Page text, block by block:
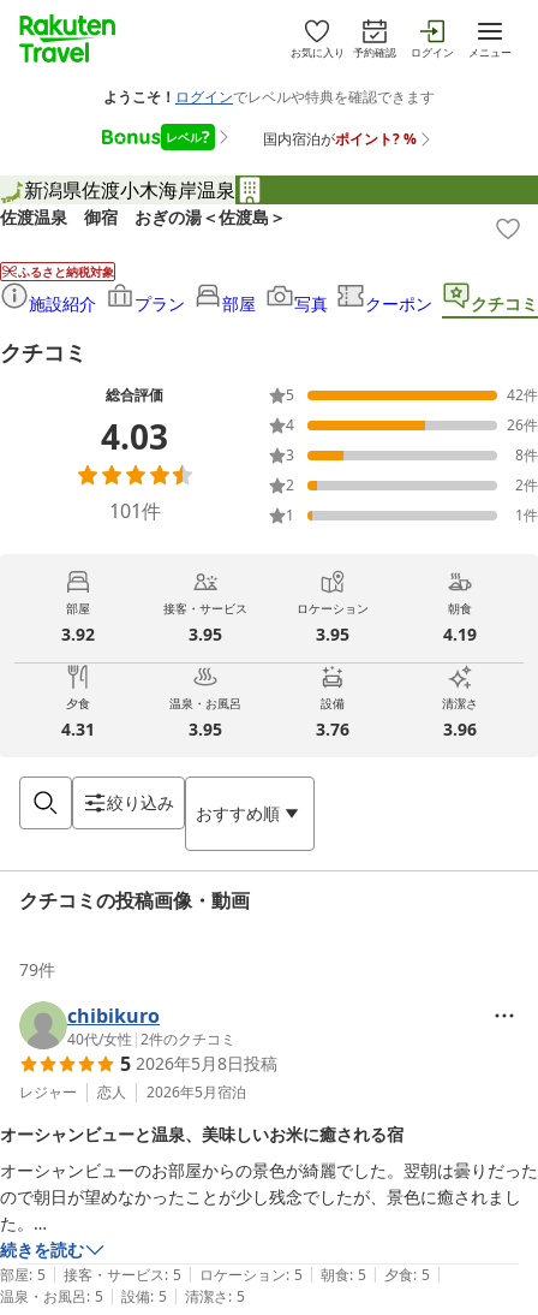
お気に入り 予約確認 ログイン メニュー
新潟県佐渡小木海岸温泉
佐渡温泉 御宿 おぎの湯＜佐渡島＞
ふるさと納税対象
施設紹介 プラン 部屋 写真 クーポン クチコミ
クチコミ
総合評価
4.03
101件
5 42件
4
26件
3
8件
2
2件
1
1件
部屋
3.92
接客・サービス
3.95
ロケーション
3.95
朝食
4.19
夕食
4.31
温泉・お風呂
3.95
設備
3.76
清潔さ
3.96
絞り込み おすすめ順
クチコミの投稿画像・動画
79件
chibikuro
40代/女性 |2件のクチコミ
5 2026年5月8日投稿
レジャー 恋人 2026年5月宿泊
オーシャンビューと温泉、美味しいお米に癒される宿
オーシャンビューのお部屋からの景色が綺麗でした。翌朝は曇りだった
ので朝日が望めなかったことが少し残念でしたが、景色に癒されまし
た。
夕食のお刺身が美味しかったです！佐渡のお米は新潟出身の私でも美味
しさに感動します。きっとお米だけじゃなく、炊くときに使うお水も美
味しいからなんだろうなと思っています。
続きを読む
部屋: 5 | 接客・サービス: 5 | ロケーション: 5 | 朝食: 5 | 夕食: 5 |
温泉・お風呂: 5 | 設備: 5 | 清潔さ: 5